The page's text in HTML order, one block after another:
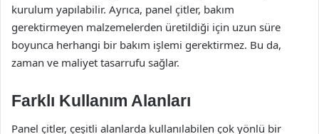
kurulum yapılabilir. Ayrıca, panel çitler, bakım
gerektirmeyen malzemelerden üretildiği için uzun süre
boyunca herhangi bir bakım işlemi gerektirmez. Bu da,
zaman ve maliyet tasarrufu sağlar.
Farklı Kullanım Alanları
Panel çitler, çeşitli alanlarda kullanılabilen çok yönlü bir